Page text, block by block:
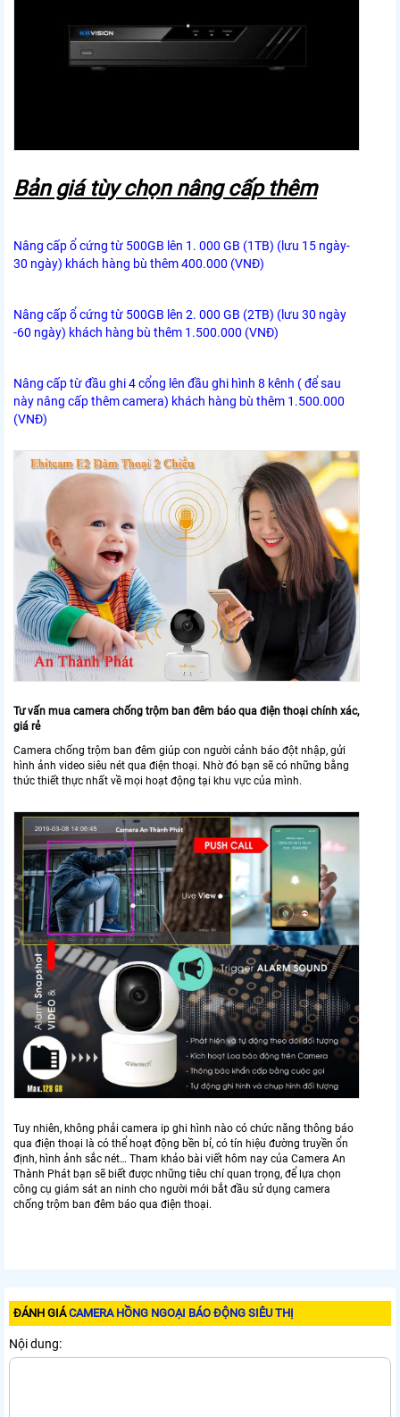
Bản giá tùy chọn nâng cấp thêm
Nâng cấp ổ cứng từ 500GB lên 1. 000 GB (1TB) (lưu 15 ngày-
30 ngày) khách hàng bù thêm 400.000 (VNĐ)
Nâng cấp ổ cứng từ 500GB lên 2. 000 GB (2TB) (lưu 30 ngày
-60 ngày) khách hàng bù thêm 1.500.000 (VNĐ)
Nâng cấp từ đầu ghi 4 cổng lên đầu ghi hình 8 kênh ( để sau
này nâng cấp thêm camera) khách hàng bù thêm 1.500.000
(VNĐ)
Tư vấn mua camera chống trộm ban đêm báo qua điện thoại chính xác,
giá rẻ
Camera chống trộm ban đêm giúp con người cảnh báo đột nhập, gửi
hình ảnh video siêu nét qua điện thoại. Nhờ đó bạn sẽ có những bằng
thức thiết thực nhất về mọi hoạt động tại khu vực của mình.
Tuy nhiên, không phải camera ip ghi hình nào có chức năng thông báo
qua điện thoại là có thể hoạt động bền bỉ, có tín hiệu đường truyền ổn
định, hình ảnh sắc nét… Tham khảo bài viết hôm nay của Camera An
Thành Phát bạn sẽ biết được những tiêu chí quan trọng, để lựa chọn
công cụ giám sát an ninh cho người mới bắt đầu sử dụng camera
chống trộm ban đêm báo qua điện thoại.
ĐÁNH GIÁCAMERA HỒNG NGOẠI BÁO ĐỘNG SIÊU THỊ
Nội dung: